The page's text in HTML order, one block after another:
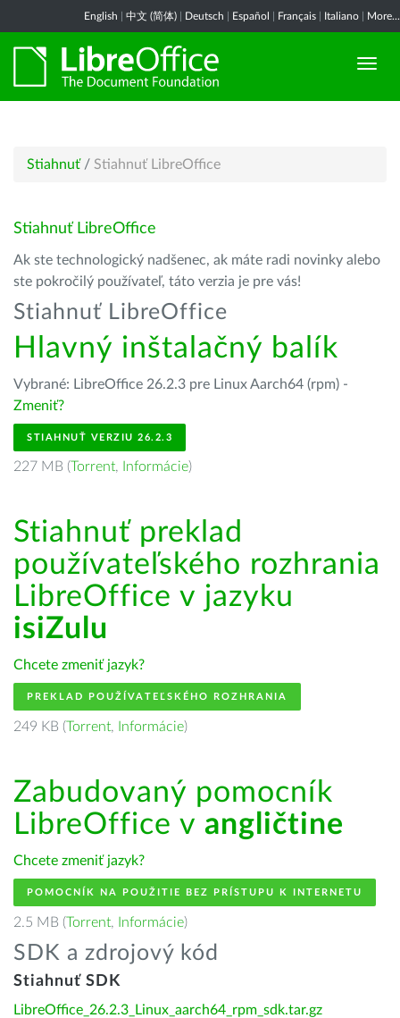
English 中文 (简体) Deutsch Español Français Italiano More...
Stiahnuť / Stiahnuť LibreOffice
Stiahnuť LibreOffice
Ak ste technologický nadšenec, ak máte radi novinky alebo
ste pokročilý používateľ, táto verzia je pre vás!
Stiahnuť LibreOffice
Hlavný inštalačný balík
Vybrané: LibreOffice 26.2.3 pre Linux Aarch64 (rpm) -
Zmeniť?
STIAHNUŤ VERZIU 26.2.3
227 MB (Torrent, Informácie)
Stiahnuť preklad
používateľského rozhrania
LibreOffice v jazyku
isiZulu
Chcete zmeniť jazyk?
PREKLAD POUŽÍVATEĽSKÉHO ROZHRANIA
249 KB (Torrent, Informácie)
Zabudovaný pomocník
LibreOffice v angličtine
Chcete zmeniť jazyk?
POMOCNÍK NA POUŽITIE BEZ PRÍSTUPU K INTERNETU
2.5 MB (Torrent, Informácie)
SDK a zdrojový kód
Stiahnuť SDK
LibreOffice_26.2.3_Linux_aarch64_rpm_sdk.tar.gz